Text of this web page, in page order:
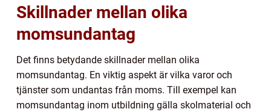
Skillnader mellan olika
momsundantag
Det finns betydande skillnader mellan olika
momsundantag. En viktig aspekt är vilka varor och
tjänster som undantas från moms. Till exempel kan
momsundantag inom utbildning gälla skolmaterial och